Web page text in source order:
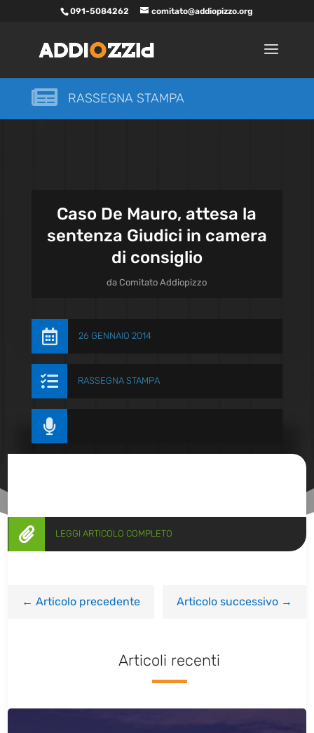
091-5084262 comitato@addiopizzo.org
 RASSEGNA STAMPA
Caso De Mauro, attesa la
sentenza Giudici in camera
di consiglio
daComitato Addiopizzo
 26 GENNAIO 2014
 RASSEGNA STAMPA

 LEGGI ARTICOLO COMPLETO
←Articolo precedente Articolo successivo→
Articoli recenti